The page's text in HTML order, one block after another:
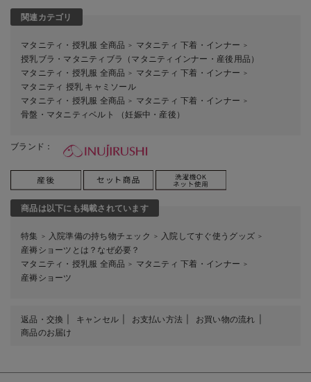
関連カテゴリ
マタニティ・授乳服 全商品 ＞ マタニティ 下着・インナー ＞
授乳ブラ・マタニティブラ（マタニティインナー・産後用品）
マタニティ・授乳服 全商品 ＞ マタニティ 下着・インナー ＞
マタニティ 授乳 キャミソール
マタニティ・授乳服 全商品 ＞ マタニティ 下着・インナー ＞
骨盤・マタニティベルト （妊娠中・産後）
ブランド：
商品は以下にも掲載されています
特集 ＞ 入院準備の持ち物チェック ＞ 入院してすぐ使うグッズ ＞
産褥ショーツとは？なぜ必要？
マタニティ・授乳服 全商品 ＞ マタニティ 下着・インナー ＞
産褥ショーツ
返品・交換 キャンセル お支払い方法
お買い物の流れ
商品のお届け